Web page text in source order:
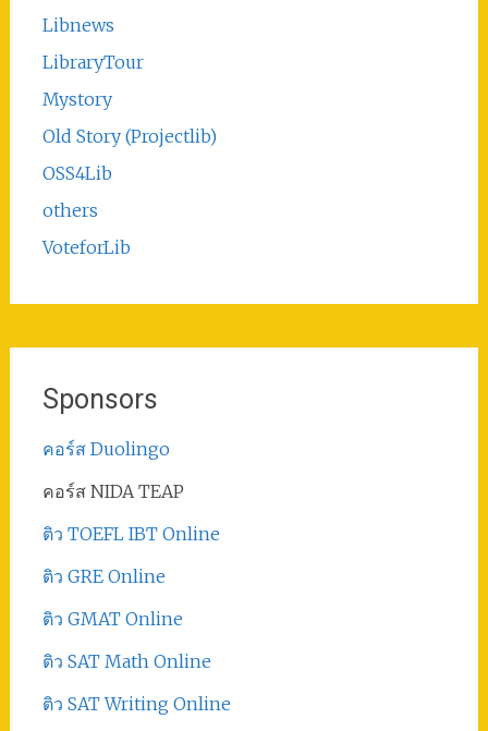
Libnews
LibraryTour
Mystory
Old Story (Projectlib)
OSS4Lib
others
VoteforLib
Sponsors
คอร์ส Duolingo
คอร์ส NIDA TEAP
ติว TOEFL IBT Online
ติว GRE Online
ติว GMAT Online
ติว SAT Math Online
ติว SAT Writing Online